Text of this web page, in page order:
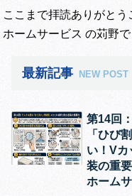
ここまで拝読ありがと
ホームサービス の苅野
最新記事 NEW POST
第14回
「ひび
い！Vカ
装の重
ホーム